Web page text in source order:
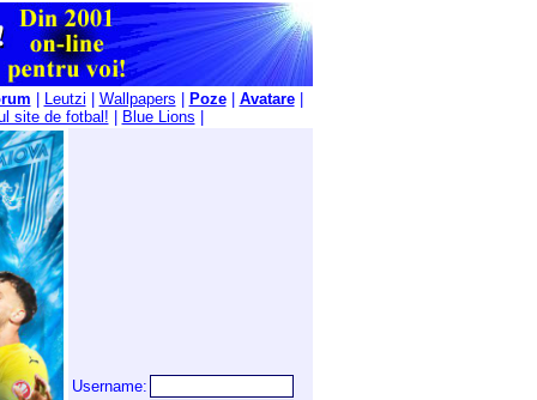
Leutzi Wallpapers Poze| Avatare|
site de fotbal!
Blue Lions
Username: